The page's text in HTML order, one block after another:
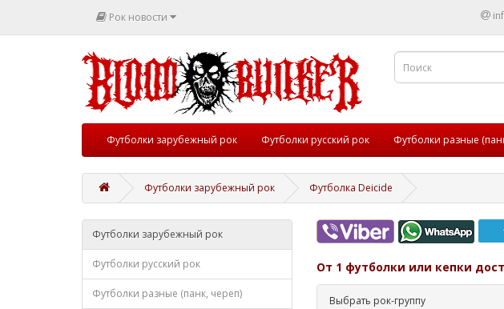
Рок новости
Футболки зарубежный рок Футболки русский рок Футболки разные
Футболки зарубежный рок Футболка Deicide
Футболки зарубежный рок
Футболки русский рок
Футболки разные (панк, череп)
От 1 футболки или кепки
Выбрать рок-группу